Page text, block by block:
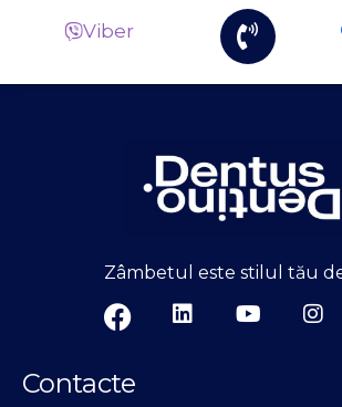
Viber
Zâmbetul este stilul tău
Contacte